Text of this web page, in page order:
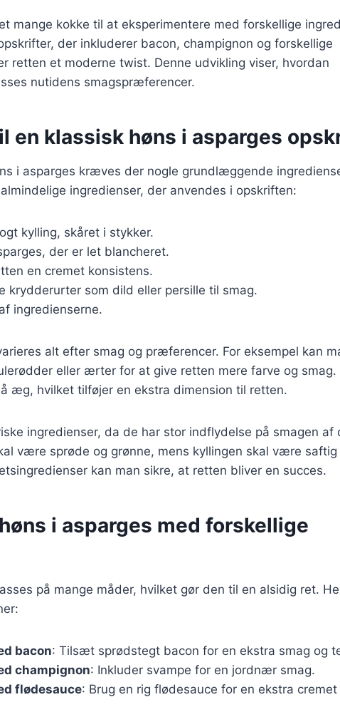
mange kokke til at eksperimentere med forskellige
der inkluderer bacon, champignon og forskellige
retten et moderne twist. Denne udvikling viser, hvordan
nutidens smagspræferencer.
en klassisk høns i asparges
i asparges kræves der nogle grundlæggende
ingredienser, der anvendes i opskriften:
kylling, skåret i stykker.
der er let blancheret.
en cremet konsistens.
krydderurter som dild eller persille til smag.
ingredienserne.
alt efter smag og præferencer. For eksempel kan
eller ærter for at give retten mere farve og smag.
æg, hvilket tilføjer en ekstra dimension til retten.
ingredienser, da de har stor indflydelse på smagen af
være sprøde og grønne, mens kyllingen skal være saftig
kan man sikre, at retten bliver en succes.
i asparges med forskellige
på mange måder, hvilket gør den til en alsidig ret.
bacon: Tilsæt sprødstegt bacon for en ekstra smag og
champignon: Inkluder svampe for en jordnær smag.
flødesauce: Brug en rig flødesauce for en ekstra cremet